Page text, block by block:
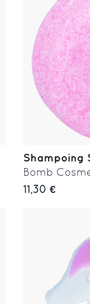
Shampoing
Bomb
11,30 €